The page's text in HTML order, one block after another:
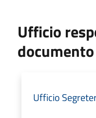
Ufficio
documento
Ufficio